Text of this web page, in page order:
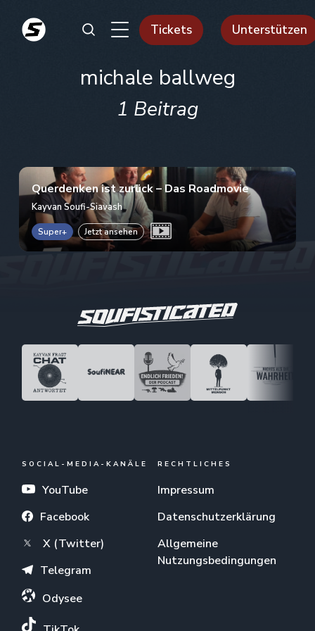
Tickets Unterstützen
michale ballweg
1 Beitrag
Querdenken ist zurück – Das Roadmovie
Kayvan Soufi-Siavash
Super+ Jetzt ansehen
SOCIAL-MEDIA-KANÄLE
YouTube
Facebook
X (Twitter)
Telegram
Odysee
RECHTLICHES
Impressum
Datenschutzerklärung
Allgemeine
Nutzungsbedingungen